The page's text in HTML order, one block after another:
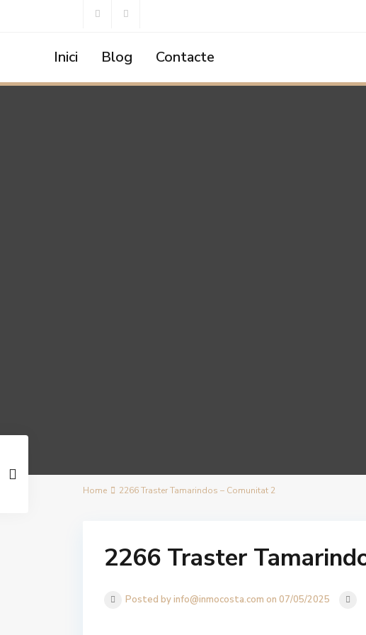
Inici Blog Contacte
Home 2266 Traster Tamarindos – Comunitat 2
2266 Traster
Posted by info@inmocosta.com on 07/05/2025